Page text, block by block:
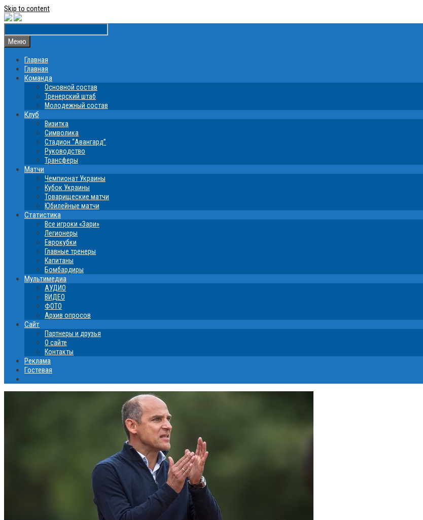
Skip to content
Меню
Главная
Главная
Команда
Основной состав
Тренерский штаб
Молодежный состав
Клуб
Визитка
Символика
Стадион “Авангард”
Руководство
Трансферы
Матчи
Чемпионат Украины
Кубок Украины
Товарищеские матчи
Юбилейные матчи
Статистика
Все игроки «Зари»
Легионеры
Еврокубки
Главные тренеры
Капитаны
Бомбардиры
Мультимедиа
АУДИО
ВИДЕО
ФОТО
Архив опросов
Сайт
Партнеры и друзья
О сайте
Контакты
Реклама
Гостевая